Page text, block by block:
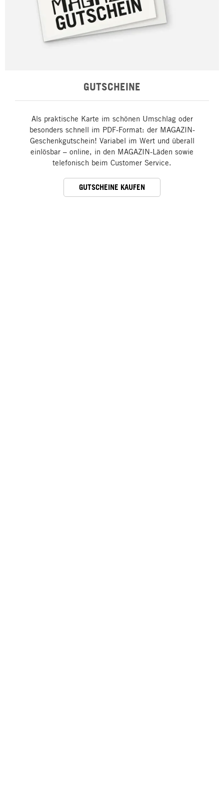
GUTSCHEINE
Als praktische Karte im schönen Umschlag oder
besonders schnell im PDF-Format: der MAGAZIN-
Geschenkgutschein! Variabel im Wert und überall
einlösbar – online, in den MAGAZIN-Läden sowie
telefonisch beim Customer Service.
GUTSCHEINE KAUFEN